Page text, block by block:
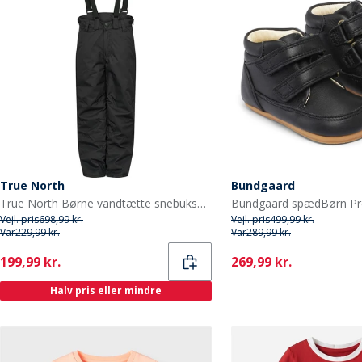
True North
True North Børne vandtætte snebukser sort
Vejl. pris698,99 kr.
Var229,99 kr.
Current
199,99 kr.
Halv pris eller mindre
Bundgaard
Vejl. pris499,99 kr.
Var289,99 kr.
Current
269,99 kr.